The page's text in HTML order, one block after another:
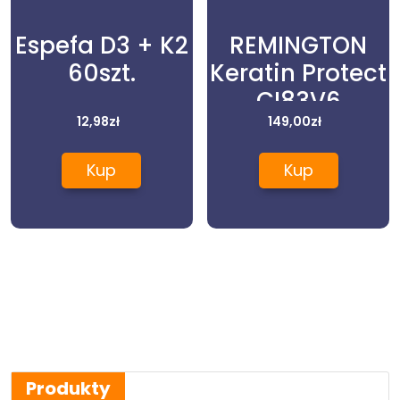
Espefa D3 + K2
60szt.
12,98zł
Kup
REMINGTON
Keratin Protect
CI83V6
149,00zł
Kup
Produkty